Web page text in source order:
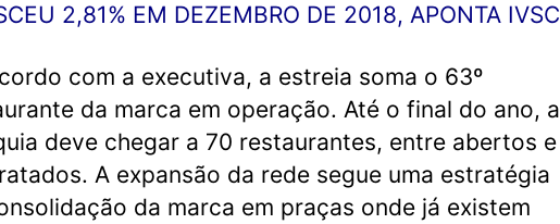
2,81% EM DEZEMBRO DE 2018, APONTA IVSC
com a executiva, a estreia soma o 63º
da marca em operação. Até o final do ano, a
deve chegar a 70 restaurantes, entre abertos e
A expansão da rede segue uma estratégia
da marca em praças onde já existem